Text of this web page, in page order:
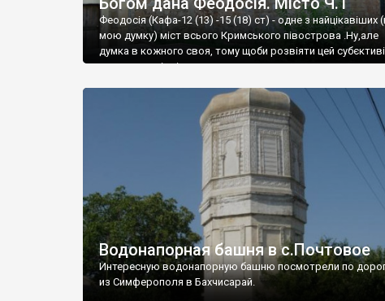
Феодосія (Кафа-12 (13) -15 (18) ст) - одне з найцікавіших
мою думку) міст всього Кримського півострова .Ну,але
думка в кожного своя, тому щоби розвіяти цей
запрошую відвідати це
Водонапорная башня в с.Почтовое
Интересную водонапорную башню посмотрели по
из Симферополя в Бахчисарай.